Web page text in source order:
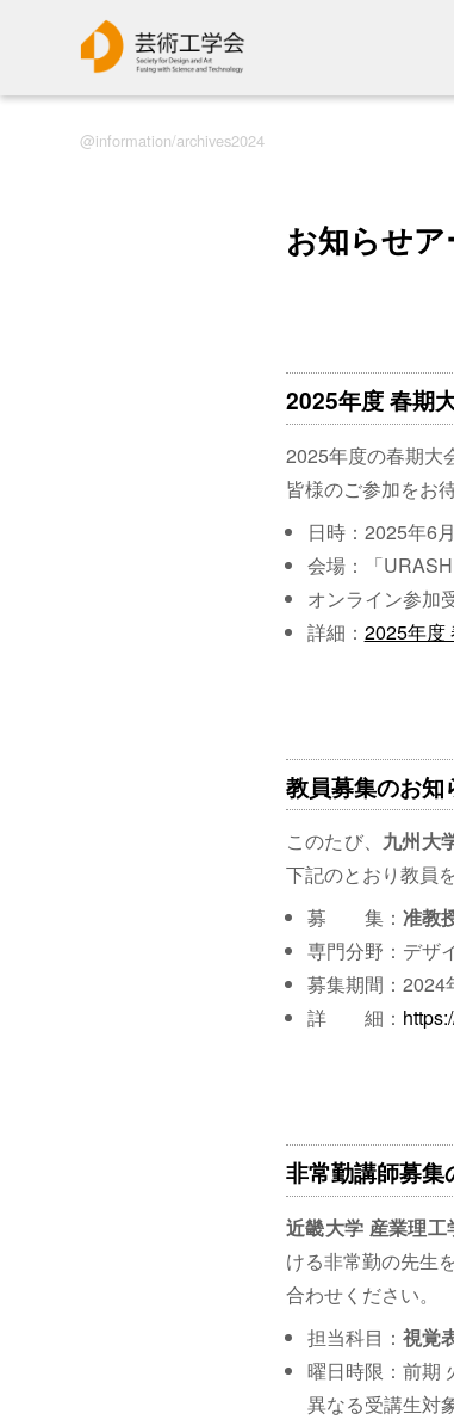
information/archives2024
お知らせ
2025年度 春期
2025年度の春期大
皆様のご参加をお
日時：2025年6
会場：「
オンライン参加
詳細： 2025年度
教員募集のお
このたび、 九州大
下記のとおり教員
募 集： 准教
専門分野：デザ
募集期間：2024
詳 細：
非常勤講師募
近畿大学 産業理工
ける非常勤の先生
合わせください。
担当科目： 視覚
曜日時限：前期
異なる受講生対